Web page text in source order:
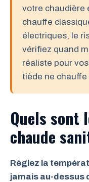
votre chaudière
chauffe
électriques, le
vérifiez quand
réaliste pour
tiède ne
Quels sont
chaude
Réglez la
jamais au-dessus